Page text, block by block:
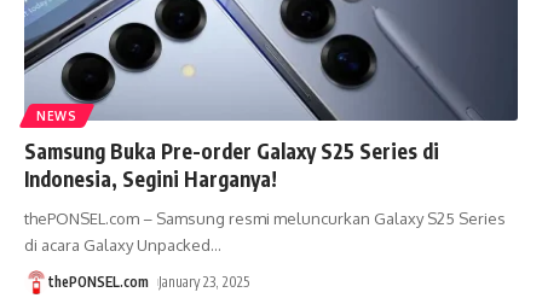
NEWS
Samsung Buka Pre-order Galaxy S25 Series di
Indonesia, Segini Harganya!
thePONSEL.com – Samsung resmi meluncurkan Galaxy S25 Series
di acara Galaxy Unpacked…
thePONSEL.com January 23, 2025